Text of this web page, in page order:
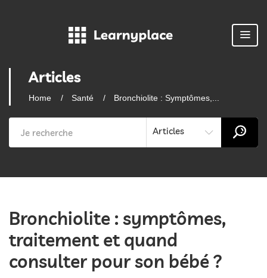
Articles
Home Santé Bronchiolite : Symptômes,...
Articles
Bronchiolite : symptômes,
traitement et quand
consulter pour son bébé ?